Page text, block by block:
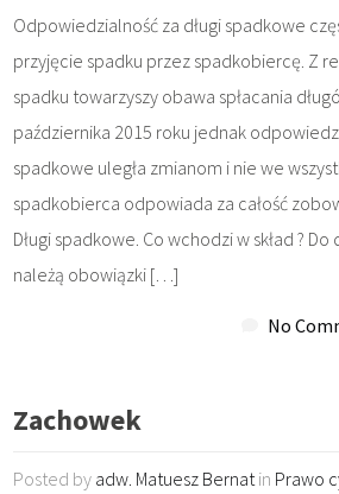
Odpowiedzialność za długi spadkowe
przyjęcie spadku przez spadkobiercę. Z
spadku towarzyszy obawa spłacania
października 2015 roku jednak
spadkowe uległa zmianom i nie we
spadkobierca odpowiada za całość
Długi spadkowe. Co wchodzi w skład ?
należą obowiązki […]
No
Zachowek
Posted by adw. Matuesz Bernatin Prawo